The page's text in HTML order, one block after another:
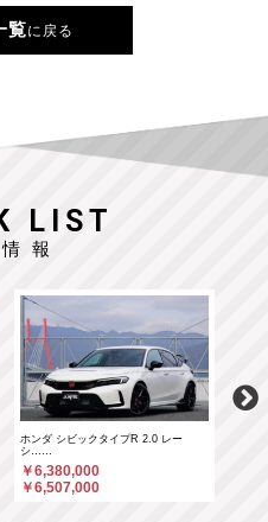
覧に戻る
LIST
報
ホンダ シビックタイプR 2.0 レー
シ……
￥6,380,000
￥6,507,000